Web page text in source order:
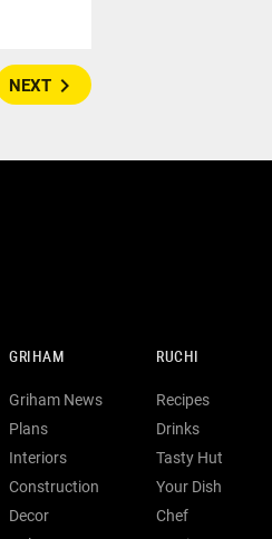
NEXT navigate_next
GRIHAM
Griham News
Plans
Interiors
Construction
Decor
RUCHI
Recipes
Drinks
Tasty Hut
Your Dish
Chef